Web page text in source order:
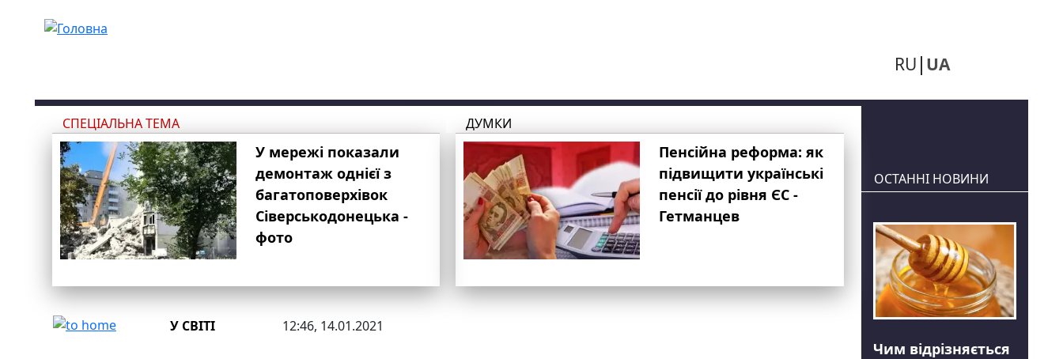
RU UA
СПЕЦІАЛЬНА ТЕМА
У мережі показали
демонтаж однієї з
багатоповерхівок
Сіверськодонецька -
фото
ДУМКИ
Пенсійна реформа: як
підвищити українські
пенсії до рівня ЄС -
Гетманцев
У СВІТІ 12:46, 14.01.2021
ОСТАННІ НОВИНИ
Чим відрізняється